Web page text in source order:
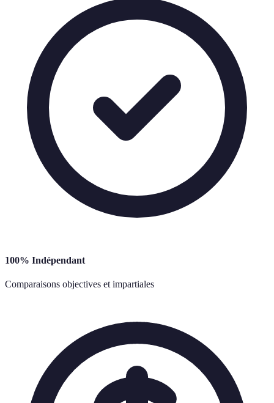
100% Indépendant
Comparaisons objectives et impartiales